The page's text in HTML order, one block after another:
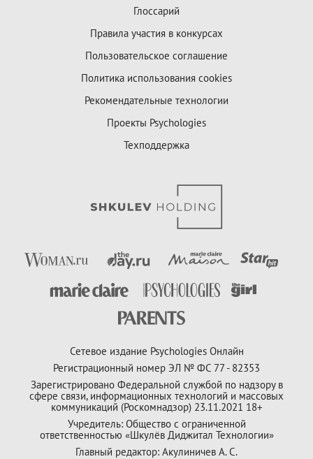
Глоссарий
Правила участия в конкурсах
Пользовательское соглашение
Политика использования cookies
Рекомендательные технологии
Проекты Psychologies
Техподдержка
Сетевое издание Psychologies Онлайн
Регистрационный номер ЭЛ № ФС 77 - 82353
Зарегистрировано Федеральной службой по надзору в
сфере связи, информационных технологий и массовых
коммуникаций (Роскомнадзор) 23.11.2021 18+
Учредитель: Общество с ограниченной
ответственностью «Шкулёв Диджитал Технологии»
Главный редактор: Акулиничев А. С.